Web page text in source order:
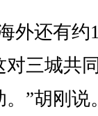
还有约
对三城共
”胡刚说